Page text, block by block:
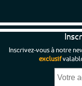
Inscrivez-vous à notre
exclusif